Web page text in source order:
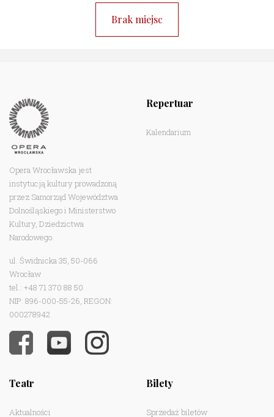
Brak miejsc
Opera Wrocławska jest
instytucją kultury prowadzoną
przez Samorząd Województwa
Dolnośląskiego i Ministerstwo
Kultury, Dziedzictwa
Narodowego.
ul. Świdnicka 35, 50-066
Wrocław
tel.: +48 71 370 88 50
NIP: 896-000-55-26, REGON:
000278942
Repertuar
Kalendarium
Teatr
Aktualności
Bilety
Sprzedaż biletów